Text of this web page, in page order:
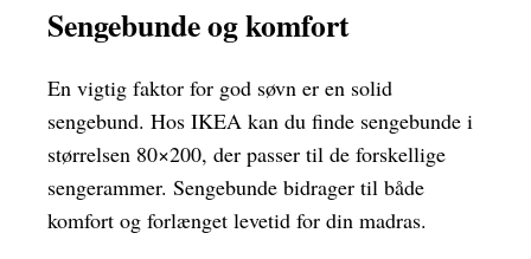
Sengebunde og komfort
En vigtig faktor for god søvn er en solid
sengebund. Hos IKEA kan du finde sengebunde i
størrelsen 80×200, der passer til de forskellige
sengerammer. Sengebunde bidrager til både
komfort og forlænget levetid for din madras.